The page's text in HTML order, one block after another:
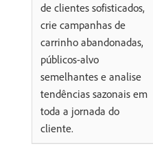
de clientes sofisticados,
crie campanhas de
carrinho abandonadas,
públicos-alvo
semelhantes e analise
tendências sazonais em
toda a jornada do
cliente.